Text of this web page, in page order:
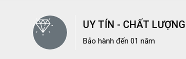
UY TÍN - CHẤT LƯỢNG
Bảo hành đến 01 năm